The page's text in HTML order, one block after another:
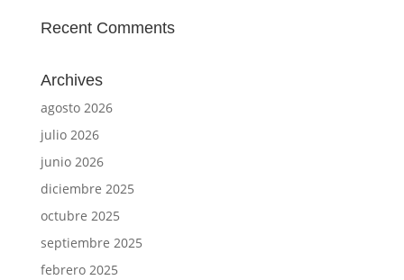
Recent Comments
Archives
agosto 2026
julio 2026
junio 2026
diciembre 2025
octubre 2025
septiembre 2025
febrero 2025